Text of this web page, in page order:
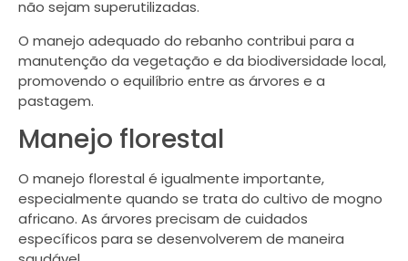
não sejam superutilizadas.
O manejo adequado do rebanho contribui para a
manutenção da vegetação e da biodiversidade local,
promovendo o equilíbrio entre as árvores e a
pastagem.
Manejo florestal
O manejo florestal é igualmente importante,
especialmente quando se trata do cultivo de mogno
africano. As árvores precisam de cuidados
específicos para se desenvolverem de maneira